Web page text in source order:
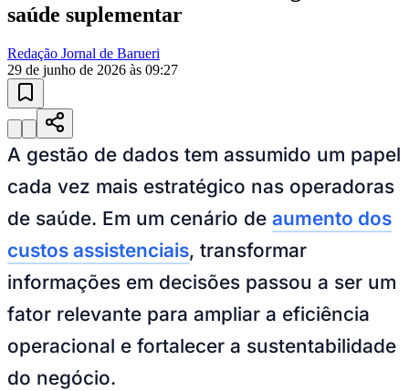
saúde suplementar
Redação Jornal de Barueri
29 de junho de 2026 às 09:27
A gestão de dados tem assumido um papel
cada vez mais estratégico nas operadoras
de saúde. Em um cenário de aumento dos
custos assistenciais, transformar
informações em decisões passou a ser um
fator relevante para ampliar a eficiência
operacional e fortalecer a sustentabilidade
do negócio.